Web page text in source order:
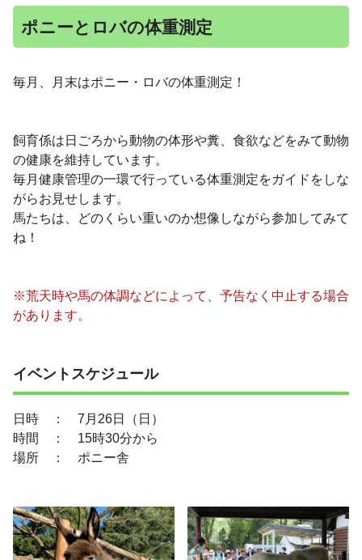
ポニーとロバの体重測定
毎月、月末はポニー・ロバの体重測定！
飼育係は日ごろから動物の体形や糞、食欲などをみて動物
の健康を維持しています。
毎月健康管理の一環で行っている体重測定をガイドをしな
がらお見せします。
馬たちは、どのくらい重いのか想像しながら参加してみて
ね！
※荒天時や馬の体調などによって、予告なく中止する場合
があります。
イベントスケジュール
日時 ： 7月26日（日）
時間 ： 15時30分から
場所 ： ポニー舎